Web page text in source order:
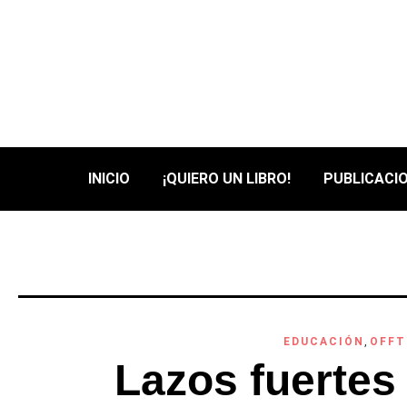
INICIO ¡QUIERO UN LIBRO!
EDUCACIÓN,
Lazos